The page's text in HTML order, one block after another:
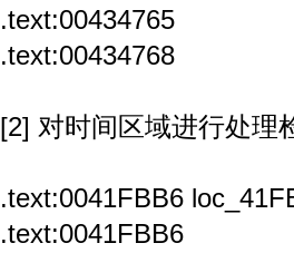
.text:00434765
[2] 对时间区域进行处理
.text:0041FBB6
.text:0041FBB6